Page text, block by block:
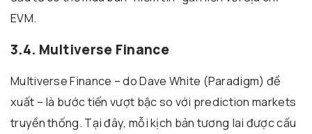
EVM.
3.4. Multiverse Finance
Multiverse Finance – do Dave White (Paradigm) đề
xuất – là bước tiến vượt bậc so với prediction markets
truyền thống. Tại đây, mỗi kịch bản tương lai được cấu